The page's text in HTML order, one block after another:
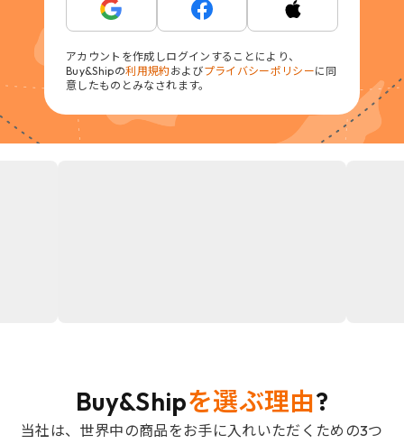
アカウントを作成しログインすることにより、
Buy&Shipの利用規約およびプライバシーポリシーに同
意したものとみなされます。
Buy&Shipを選ぶ理由?
当社は、世界中の商品をお手に入れいただくための3つ